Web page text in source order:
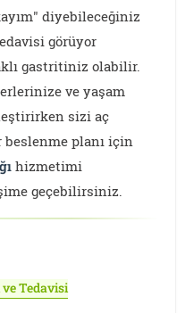
diyebileceğiniz
görüyor
gastritiniz olabilir.
ve yaşam
sizi aç
planı için
hizmetimi
geçebilirsiniz.
Tedavisi